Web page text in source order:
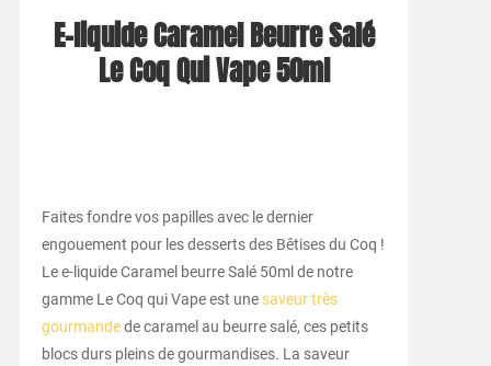
E-liquide Caramel Beurre Salé
Le Coq Qui Vape 50ml
Faites fondre vos papilles avec le dernier
engouement pour les desserts des Bêtises du Coq !
Le e-liquide Caramel beurre Salé 50ml de notre
gamme Le Coq qui Vape est une saveur très
gourmandede caramel au beurre salé, ces petits
blocs durs pleins de gourmandises. La saveur